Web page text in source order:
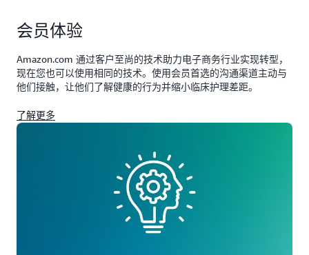
会员体验
Amazon.com 通过客户至尚的技术助力电子商务行业实现转型，
现在您也可以使用相同的技术。使用会员首选的沟通渠道主动与
他们接触，让他们了解健康的行为并缩小临床护理差距。
了解更多